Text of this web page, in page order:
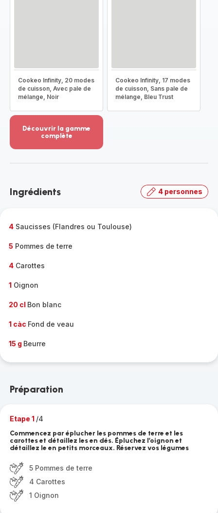
Cookeo Infinity, 20 modes
de cuisson, Avec pale de
mélange, Noir
Cookeo Infinity, 17 modes
de cuisson, Sans pale de
mélange, Bleu Trust
Découvrir la gamme
complète
-
gamme
Ingrédients 4 personnes
4 Saucisses (Flandres ou Toulouse)
5 Pommes de terre
4 Carottes
1 Oignon
20 cl Bon blanc
1 càc Fond de veau
15 g Beurre
Préparation
Etape 1 /4
Commencez par éplucher les pommes de terre et les
carottes et détaillez les en dés. Épluchez l’oignon et
détaillez le en petits morceaux. Réservez vos légumes
5 Pommes de terre
4 Carottes
1 Oignon